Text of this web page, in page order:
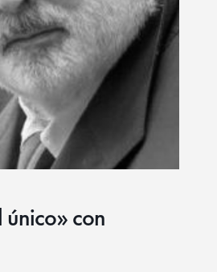
único» con